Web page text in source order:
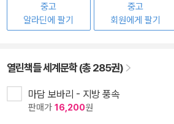
중고
알라딘에 팔기
중고
회원에게 팔기
열린책들 세계문학 (총 285권)
마담 보바리 - 지방 풍속
판매가 16,200원